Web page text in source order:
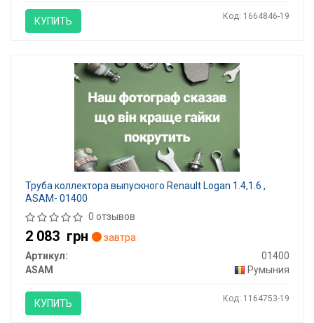
КУПИТЬ Код: 1664846-19
Труба коллектора выпускного Renault Logan 1.4,1.6 ,
ASAM- 01400
0 отзывов
2 083 грн
завтра
Артикул:
01400
ASAM
Румыния
КУПИТЬ Код: 1164753-19